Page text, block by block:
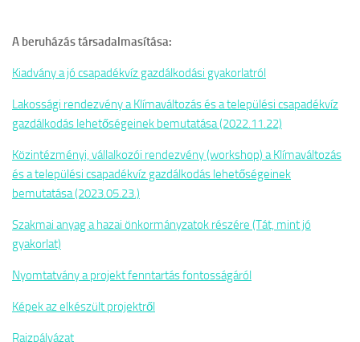
A beruházás társadalmasítása:
Kiadvány a jó csapadékvíz gazdálkodási gyakorlatról
Lakossági rendezvény a Klímaváltozás és a települési csapadékvíz
gazdálkodás lehetőségeinek bemutatása (2022.11.22)
Közintézményi, vállalkozói rendezvény (workshop) a Klímaváltozás
és a települési csapadékvíz gazdálkodás lehetőségeinek
bemutatása (2023.05.23.)
Szakmai anyag a hazai önkormányzatok részére (Tát, mint jó
gyakorlat)
Nyomtatvány a projekt fenntartás fontosságáról
Képek az elkészült projektről
Rajzpályázat